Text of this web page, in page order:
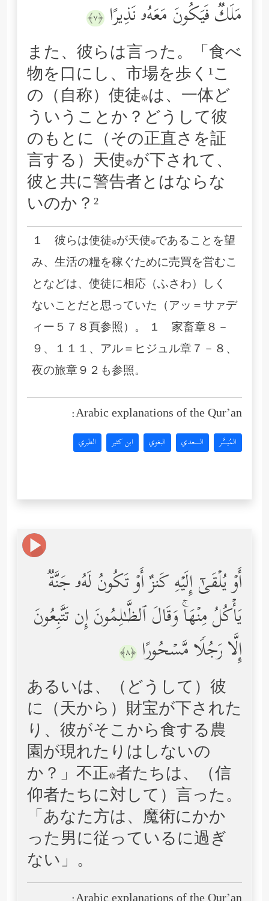
مَلَكࣱ فَیَكُونَ مَعَهُۥ نَذِیرًا ﴿٧﴾
また、彼らは言った。「食べ
物を口にし、市場を歩く¹こ
の（自称）使徒*は、一体ど
ういうことか？どうして彼
のもとに（その正直さを証
言する）天使*が下されて、
彼と共に警告者とはならな
いのか？²
１ 彼らは使徒*が天使*であることを望
み、生活の糧を稼ぐために売買を営むこ
となどは、使徒に相応（ふさわ）しく
ないことだと思っていた（アッ＝サァデ
ィー５７８頁参照）。 １ 家畜章８－
９、１１１、アル＝ヒジュル章７－８、
夜の旅章９２も参照。
Arabic explanations of the Qur’an:
المُيسَّر السعدي البغوي ابن كثير الطبري
أَوۡ یُلۡقَىٰۤ إِلَیۡهِ كَنزٌ أَوۡ تَكُونُ لَهُۥ جَنَّةࣱ
یَأۡكُلُ مِنۡهَاۚ وَقَالَ ٱلظَّـٰلِمُونَ إِن تَتَّبِعُونَ
إِلَّا رَجُلࣰا مَّسۡحُورًا ﴿٨﴾
あるいは、（どうして）彼
に（天から）財宝が下された
り、彼がそこから食する農
園が現れたりはしないの
か？」不正*者たちは、（信
仰者たちに対して）言った。
「あなた方は、魔術にかか
った男に従っているに過ぎ
ない」。